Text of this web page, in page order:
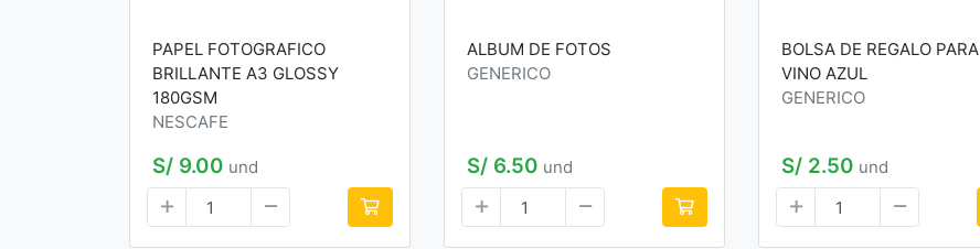
PAPEL FOTOGRAFICO
BRILLANTE A3 GLOSSY
180GSM
NESCAFE
S/ 9.00 und
ALBUM DE FOTOS
GENERICO
S/ 6.50 und
BOLSA DE REGALO PARA
VINO AZUL
GENERICO
S/ 2.50 und